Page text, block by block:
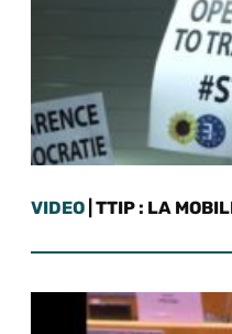
VIDEO | TTIP : LA